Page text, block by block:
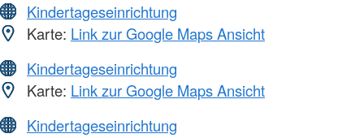
Kindertageseinrichtung
Karte: Link zur Google Maps Ansicht
Kindertageseinrichtung
Karte: Link zur Google Maps Ansicht
Kindertageseinrichtung